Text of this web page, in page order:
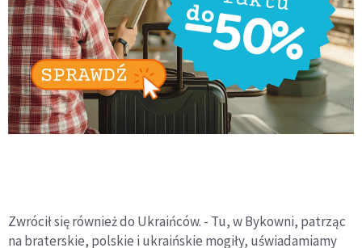
Zwrócił się również do Ukraińców. - Tu, w Bykowni, patrząc
na braterskie, polskie i ukraińskie mogiły, uświadamiamy